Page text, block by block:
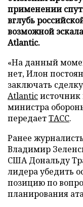
применении
вглубь
возможной
Atlantic.
«На данный
нет, Илон
заключать
Atlantic
министра
передаетТАСС.
Ранее
Владимир
США Дональду
лидера убедить
позицию по
планирования